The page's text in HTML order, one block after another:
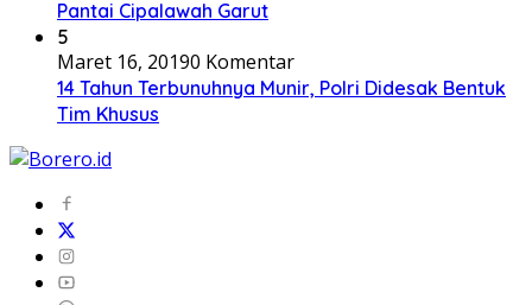
Pantai Cipalawah Garut
5
Maret 16, 20190 Komentar
14 Tahun Terbunuhnya Munir, Polri Didesak Bentuk
Tim Khusus